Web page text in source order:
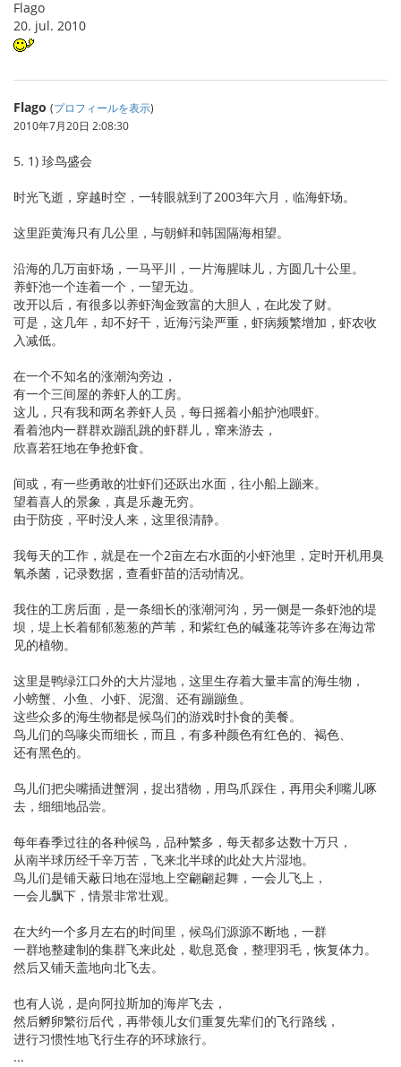
Flago
20. jul. 2010
Flago (プロフィールを表示)
2010年7月20日 2:08:30
5. 1) 珍鸟盛会
时光飞逝，穿越时空，一转眼就到了2003年六月，临海虾场。
这里距黄海只有几公里，与朝鲜和韩国隔海相望。
沿海的几万亩虾场，一马平川，一片海腥味儿，方圆几十公里。
养虾池一个连着一个，一望无边。
改开以后，有很多以养虾淘金致富的大胆人，在此发了财。
可是，这几年，却不好干，近海污染严重，虾病频繁增加，虾农收
入减低。
在一个不知名的涨潮沟旁边，
有一个三间屋的养虾人的工房。
这儿，只有我和两名养虾人员，每日摇着小船护池喂虾。
看着池内一群群欢蹦乱跳的虾群儿，窜来游去，
欣喜若狂地在争抢虾食。
间或，有一些勇敢的壮虾们还跃出水面，往小船上蹦来。
望着喜人的景象，真是乐趣无穷。
由于防疫，平时没人来，这里很清静。
我每天的工作，就是在一个2亩左右水面的小虾池里，定时开机用臭
氧杀菌，记录数据，查看虾苗的活动情况。
我住的工房后面，是一条细长的涨潮河沟，另一侧是一条虾池的堤
坝，堤上长着郁郁葱葱的芦苇，和紫红色的碱蓬花等许多在海边常
见的植物。
这里是鸭绿江口外的大片湿地，这里生存着大量丰富的海生物，
小螃蟹、小鱼、小虾、泥溜、还有蹦蹦鱼。
这些众多的海生物都是候鸟们的游戏时扑食的美餐。
鸟儿们的鸟喙尖而细长，而且，有多种颜色有红色的、褐色、
还有黑色的。
鸟儿们把尖嘴插进蟹洞，捉出猎物，用鸟爪踩住，再用尖利嘴儿啄
去，细细地品尝。
每年春季过往的各种候鸟，品种繁多，每天都多达数十万只，
从南半球历经千辛万苦，飞来北半球的此处大片湿地。
鸟儿们是铺天蔽日地在湿地上空翩翩起舞，一会儿飞上，
一会儿飘下，情景非常壮观。
在大约一个多月左右的时间里，候鸟们源源不断地，一群
一群地整建制的集群飞来此处，歇息觅食，整理羽毛，恢复体力。
然后又铺天盖地向北飞去。
也有人说，是向阿拉斯加的海岸飞去，
然后孵卵繁衍后代，再带领儿女们重复先辈们的飞行路线，
进行习惯性地飞行生存的环球旅行。
...